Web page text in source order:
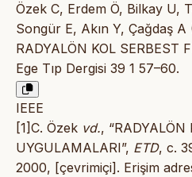
Özek C, Erdem Ö, Bilkay U,
Songür E, Akın Y, Çağdaş
RADYALÖN KOL SERBEST
Ege Tıp Dergisi 39 1 57–60.
IEEE
[1]C. Özek vd., “RADYALÖN
UYGULAMALARI”, ETD, c.
2000, [çevrimiçi]. Erişim